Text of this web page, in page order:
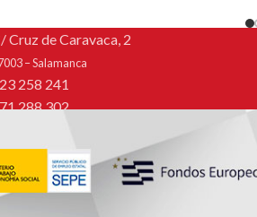
Cruz de Caravaca, 2
– Salamanca
258 241
288 302